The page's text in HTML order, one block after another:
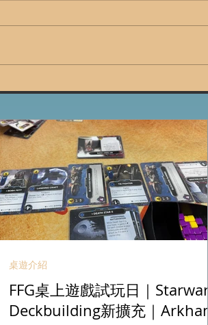
FFG桌上遊戲試玩日｜Starwars
Deckbuilding新擴充｜Arkham
桌遊介紹